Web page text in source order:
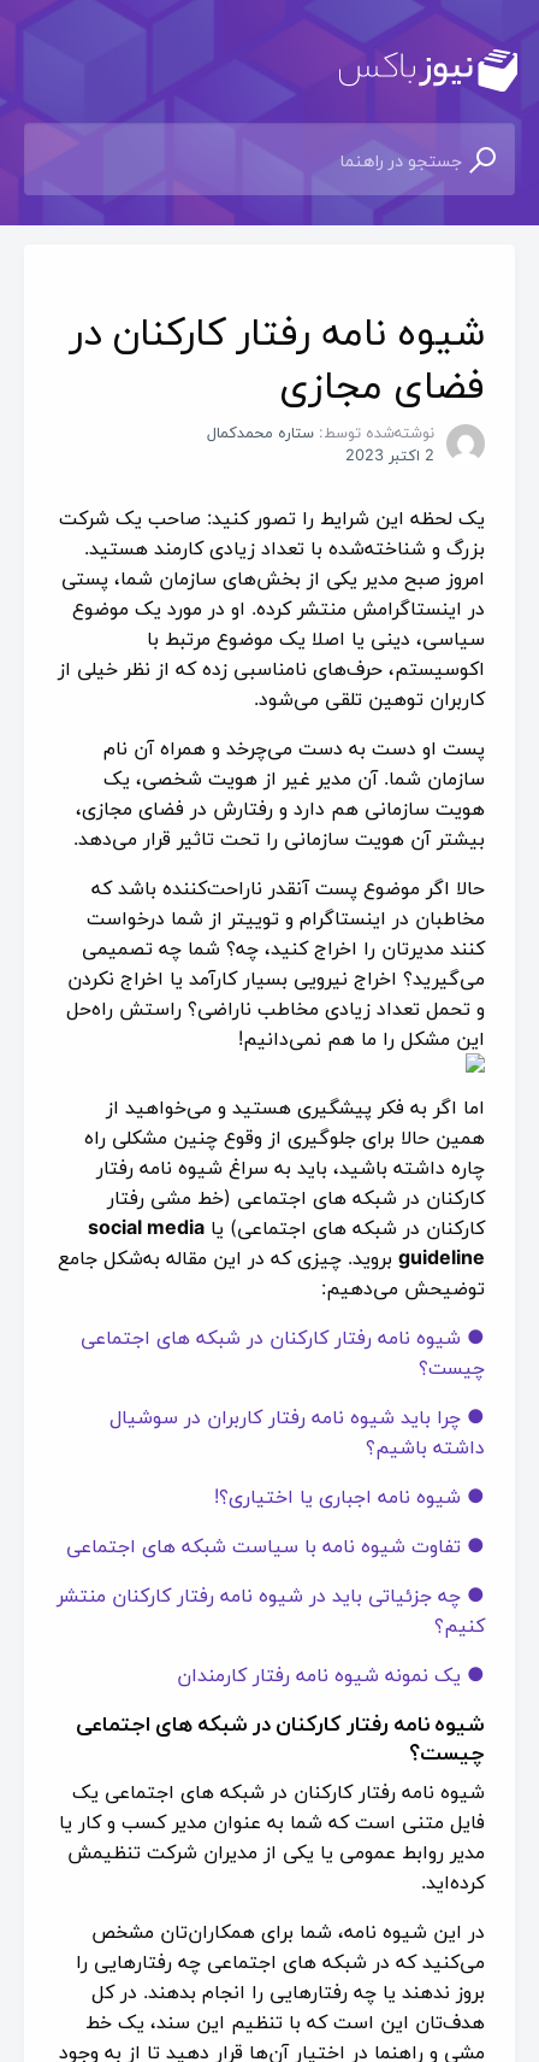
شیوه‌ نامه رفتار کارکنان در
فضای مجازی
نوشته‌شده توسط: ستاره محمدکمال
2 اکتبر 2023
یک لحظه این شرایط را تصور کنید: صاحب یک شرکت
بزرگ و شناخته‌شده با تعداد زیادی کارمند هستید.
امروز صبح مدیر یکی از بخش‌های سازمان شما، پستی
در اینستاگرامش منتشر کرده. او در مورد یک موضوع
سیاسی، دینی یا اصلا یک موضوع مرتبط با
اکوسیستم، حرف‌های نامناسبی زده که از نظر خیلی از
کاربران توهین تلقی می‌شود.
پست او دست به دست می‌چرخد و همراه آن نام
سازمان شما. آن مدیر غیر از هویت شخصی، یک
هویت سازمانی هم دارد و رفتارش در فضای مجازی،
بیشتر آن هویت سازمانی را تحت تاثیر قرار می‌دهد.
حالا اگر موضوع پست آنقدر ناراحت‌کننده باشد که
مخاطبان در اینستاگرام و توییتر از شما درخواست
کنند مدیرتان را اخراج کنید، چه؟ شما چه تصمیمی
می‌گیرید؟ اخراج نیرویی بسیار کارآمد یا اخراج نکردن
و تحمل تعداد زیادی مخاطب ناراضی؟ راستش راه‌حل
این مشکل را ما هم نمی‌دانیم!
اما اگر به فکر پیشگیری هستید و می‌خواهید از
همین حالا برای جلوگیری از وقوع چنین مشکلی راه
چاره داشته باشید، باید به سراغ شیوه‌ نامه رفتار
کارکنان در شبکه های اجتماعی (خط مشی رفتار
کارکنان در شبکه های اجتماعی) یا social media
guideline بروید. چیزی که در این مقاله به‌شکل جامع
توضیحش می‌دهیم:
● شیوه‌ نامه رفتار کارکنان در شبکه‌ های اجتماعی
چیست؟
● چرا باید شیوه نامه رفتار کاربران در سوشیال
داشته باشیم؟
● شیوه نامه اجباری یا اختیاری؟!
● تفاوت شیوه نامه با سیاست شبکه های اجتماعی
● چه جزئیاتی باید در شیوه نامه رفتار کارکنان منتشر
کنیم؟
● یک نمونه شیوه نامه رفتار کارمندان
شیوه‌ نامه رفتار کارکنان در شبکه‌ های اجتماعی
چیست؟
شیوه‌ نامه رفتار کارکنان در شبکه های اجتماعی یک
فایل متنی است که شما به عنوان مدیر کسب و کار یا
مدیر روابط عمومی یا یکی از مدیران شرکت تنظیمش
کرده‌اید.
در این شیوه نامه، شما برای همکاران‌تان مشخص
می‌کنید که در شبکه های اجتماعی چه رفتارهایی را
بروز ندهند یا چه رفتارهایی را انجام بدهند. در کل
هدف‌تان این است که با تنظیم این سند، یک خط
مشی و راهنما در اختیار آن‌ها قرار دهید تا از به وجود